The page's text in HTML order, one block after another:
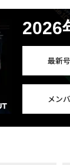
2026
最新
メン